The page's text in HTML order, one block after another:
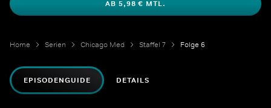
AB 5,98 € MTL.
Home Serien Chicago Med Staffel 7 Folge 6
EPISODENGUIDE DETAILS